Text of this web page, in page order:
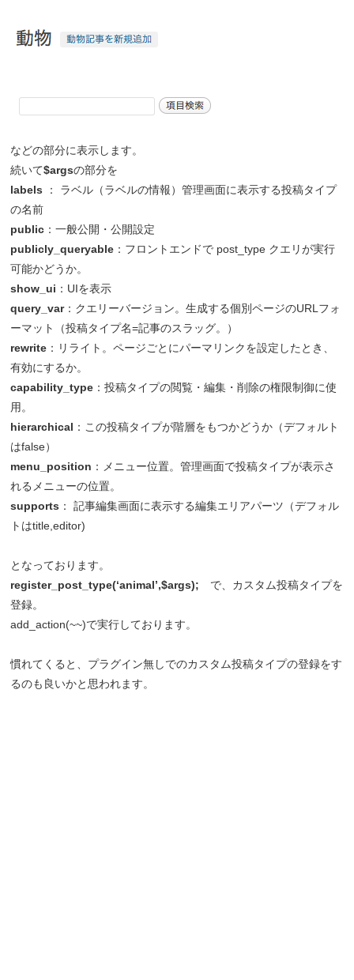
などの部分に表示します。
続いて$argsの部分を
labels ： ラベル（ラベルの情報）管理画面に表示する投稿タイプ
の名前
public ：一般公開・公開設定
publicly_queryable ：フロントエンドで post_type クエリが実行
可能かどうか。
show_ui ：UIを表示
query_var：クエリーバージョン。生成する個別ページのURLフォ
ーマット（投稿タイプ名=記事のスラッグ。）
rewrite ：リライト。ページごとにパーマリンクを設定したとき、
有効にするか。
capability_type ：投稿タイプの閲覧・編集・削除の権限制御に使
用。
hierarchical ：この投稿タイプが階層をもつかどうか（デフォルト
はfalse）
menu_position ：メニュー位置。管理画面で投稿タイプが表示さ
れるメニューの位置。
supports ： 記事編集画面に表示する編集エリアパーツ（デフォル
トはtitle,editor)
となっております。
register_post_type(‘animal’,$args); で、カスタム投稿タイプを
登録。
add_action(~~)で実行しております。
慣れてくると、プラグイン無しでのカスタム投稿タイプの登録をす
るのも良いかと思われます。